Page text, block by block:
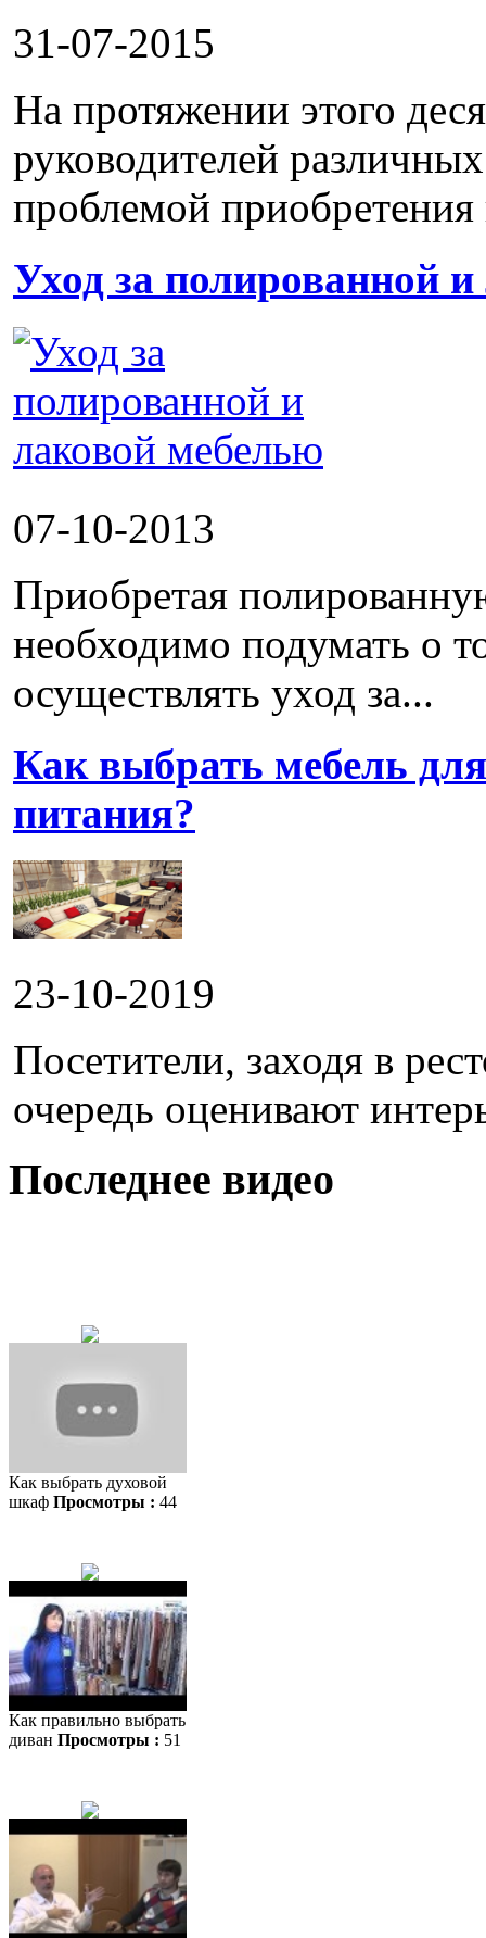
31-07-2015
На протяжении этого
руководителей
проблемой
Уход за полированной
07-10-2013
Приобретая
необходимо подумать о
осуществлять уход за...
Как выбрать мебель
питания?
23-10-2019
Посетители, заходя в
очередь оценивают
Последнее видео
Как выбрать духовой
шкаф Просмотры : 44
Как правильно выбрать
диван Просмотры : 51